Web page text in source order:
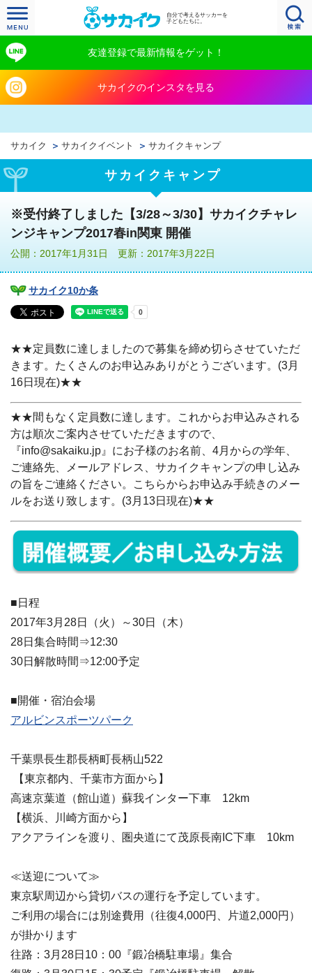
自分で考えるサッカーを
子どもたちに。
友達登録で最新情報をゲット！
サカイクのインスタを見る
サカイク サカイクイベント サカイクキャンプ
サカイクキャンプ
※受付終了しました【3/28～3/30】サカイクチャレ
ンジキャンプ2017春in関東 開催
公開：2017年1月31日 更新：2017年3月22日
サカイク10か条
★★定員数に達しましたので募集を締め切らさせていただ
きます。たくさんのお申込みありがとうございます。(3月
16日現在)★★
★★間もなく定員数に達します。これからお申込みされる
方は順次ご案内させていただきますので、
『info@sakaiku.jp』にお子様のお名前、4月からの学年、
ご連絡先、メールアドレス、サカイクキャンプの申し込み
の旨をご連絡ください。こちらからお申込み手続きのメー
ルをお送り致します。(3月13日現在)★★
■日程
2017年3月28日（火）～30日（木）
28日集合時間⇒12:30
30日解散時間⇒12:00予定
■開催・宿泊会場
アルビンスポーツパーク
千葉県長生郡長柄町長柄山522
【東京都内、千葉市方面から】
高速京葉道（館山道）蘇我インター下車 12km
【横浜、川崎方面から】
アクアラインを渡り、圏央道にて茂原長南IC下車 10km
≪送迎について≫
東京駅周辺から貸切バスの運行を予定しています。
ご利用の場合には別途費用（往復4,000円、片道2,000円）
が掛かります
往路：3月28日10：00『鍛冶橋駐車場』集合